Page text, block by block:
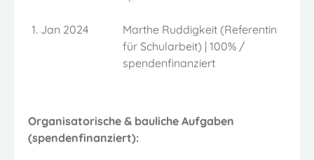
1. Jan 2024
Marthe Ruddigkeit (Referentin
für Schularbeit) | 100% /
spendenfinanziert
Organisatorische & bauliche Aufgaben
(spendenfinanziert):